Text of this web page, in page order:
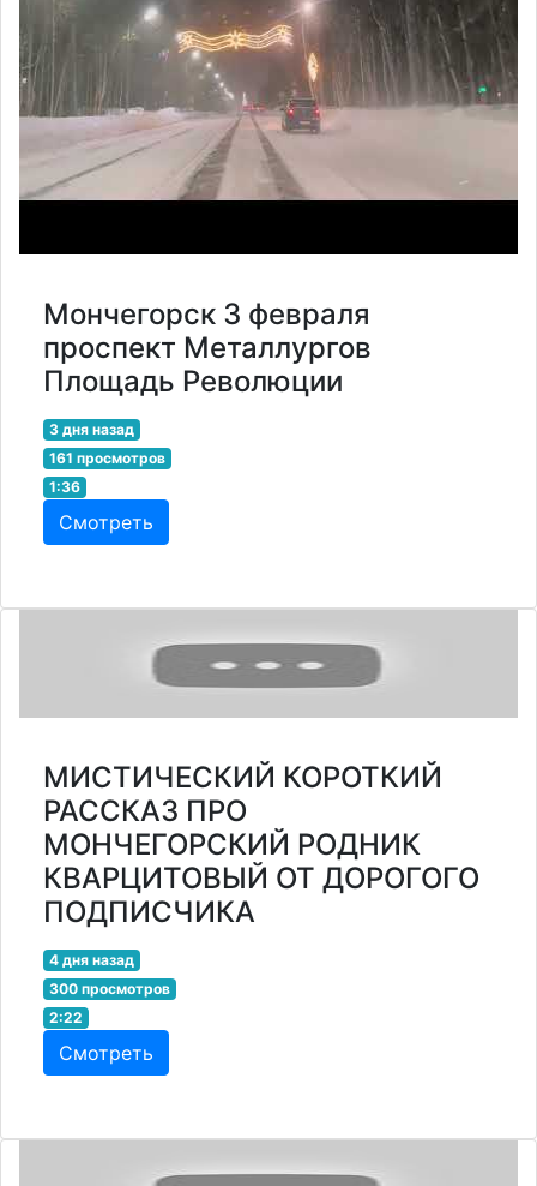
Мончегорск 3 февраля
проспект Металлургов
Площадь Революции
3 дня назад
161 просмотров
1:36
Смотреть
МИСТИЧЕСКИЙ КОРОТКИЙ
РАССКАЗ ПРО
МОНЧЕГОРСКИЙ РОДНИК
КВАРЦИТОВЫЙ ОТ ДОРОГОГО
ПОДПИСЧИКА
4 дня назад
300 просмотров
2:22
Смотреть